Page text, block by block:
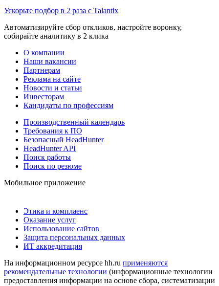
Ускорьте подбор в 2 раза с Talantix
Автоматизируйте сбор откликов, настройте воронку,
собирайте аналитику в 2 клика
О компании
Наши вакансии
Партнерам
Реклама на сайте
Новости и статьи
Инвесторам
Кандидаты по профессиям
Производственный календарь
Требования к ПО
Безопасный HeadHunter
HeadHunter API
Поиск работы
Поиск по резюме
Мобильное приложение
Этика и комплаенс
Оказание услуг
Использование сайтов
Защита персональных данных
ИТ аккредитация
На информационном ресурсе hh.ru применяются
рекомендательные технологии (информационные технологии
предоставления информации на основе сбора, систематизации